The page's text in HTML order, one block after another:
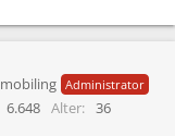
Administrator
6.648 Alter
36